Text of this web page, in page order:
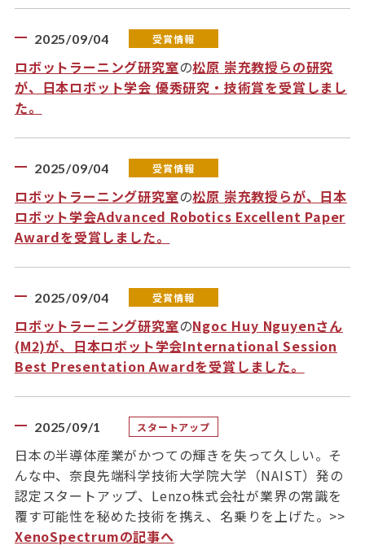
2025/09/04 受賞情報
ロボットラーニング研究室の松原 崇充教授らの研究
が、日本ロボット学会 優秀研究・技術賞を受賞しまし
た。
2025/09/04 受賞情報
ロボットラーニング研究室の松原 崇充教授らが、日本
ロボット学会Advanced Robotics Excellent Paper
Awardを受賞しました。
2025/09/04 受賞情報
ロボットラーニング研究室のNgoc Huy Nguyenさん
(M2)が、日本ロボット学会International Session
Best Presentation Awardを受賞しました。
2025/09/1 スタートアップ
日本の半導体産業がかつての輝きを失って久しい。そ
んな中、奈良先端科学技術大学院大学（NAIST）発の
認定スタートアップ、Lenzo株式会社が業界の常識を
覆す可能性を秘めた技術を携え、名乗りを上げた。>>
XenoSpectrumの記事へ